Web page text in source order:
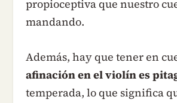
propioceptiva que nuestro
mandando.
Además, hay que tener en
afinación en el violín es
temperada, lo que significa